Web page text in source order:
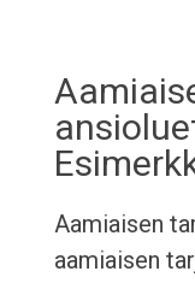
Aamiaisen
aamiaisen